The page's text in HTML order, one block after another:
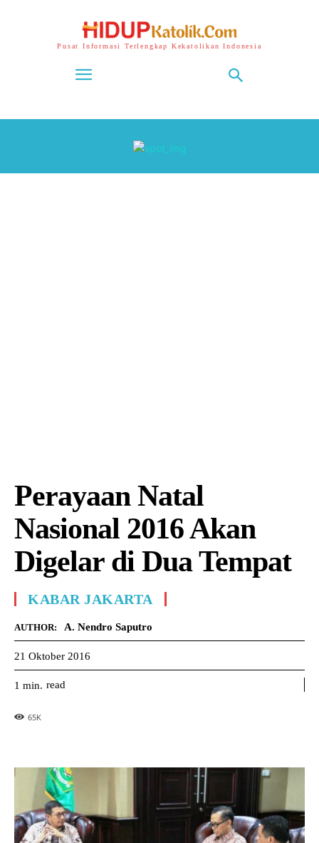
Pusat Informasi Terlengkap Kekatolikan Indonesia
Perayaan Natal
Nasional 2016 Akan
Digelar di Dua Tempat
KABAR JAKARTA
AUTHOR: A. Nendro Saputro
21 Oktober 2016
1 min. read
65K